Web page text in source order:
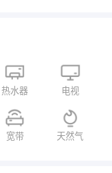
热水器 电视
宽带 天然气